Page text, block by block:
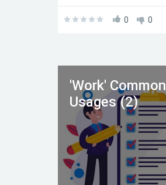
0 0
'Work' Common
Usages (2)